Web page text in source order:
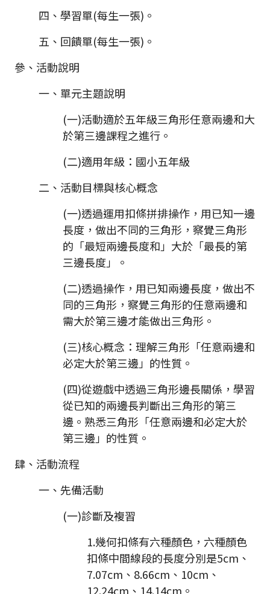
四、學習單(每生一張)。
五、回饋單(每生一張)。
參、活動說明
一、單元主題說明
(一)活動適於五年級三角形任意兩邊和大
於第三邊課程之進行。
(二)適用年級：國小五年級
二、活動目標與核心概念
(一)透過運用扣條拼排操作，用已知一邊
長度，做出不同的三角形，察覺三角形
的「最短兩邊長度和」大於「最長的第
三邊長度」。
(二)透過操作，用已知兩邊長度，做出不
同的三角形，察覺三角形的任意兩邊和
需大於第三邊才能做出三角形。
(三)核心概念：理解三角形「任意兩邊和
必定大於第三邊」的性質。
(四)從遊戲中透過三角形邊長關係，學習
從已知的兩邊長判斷出三角形的第三
邊。熟悉三角形「任意兩邊和必定大於
第三邊」的性質。
肆、活動流程
一、先備活動
(一)診斷及複習
1.幾何扣條有六種顏色，六種顏色
扣條中間線段的長度分別是5cm、
7.07cm、8.66cm、10cm、
12.24cm、14.14cm。